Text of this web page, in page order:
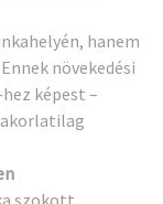
hanem
növekedési
képest –
szokott